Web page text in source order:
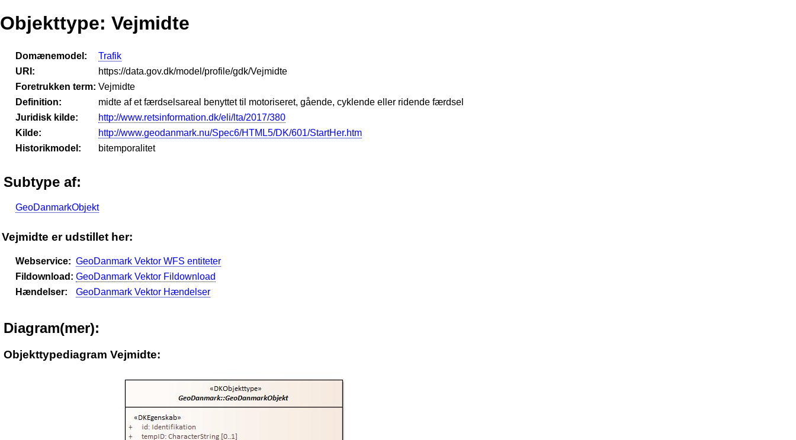
Objekttype: Vejmidte
Domænemodel:
Trafik
URI:
https://data.gov.dk/model/profile/gdk/Vejmidte
Foretrukken term: Vejmidte
Definition:
midte af et færdselsareal benyttet til motoriseret, gående, cyklende eller ridende færdsel
Juridisk kilde:
http://www.retsinformation.dk/eli/lta/2017/380
Kilde:
http://www.geodanmark.nu/Spec6/HTML5/DK/601/StartHer.htm
Historikmodel:
bitemporalitet
Subtype af:
GeoDanmarkObjekt
Vejmidte er udstillet her:
Webservice: GeoDanmark Vektor WFS entiteter
Fildownload: GeoDanmark Vektor Fildownload
Hændelser:
GeoDanmark Vektor Hændelser
Diagram(mer):
Objekttypediagram Vejmidte: